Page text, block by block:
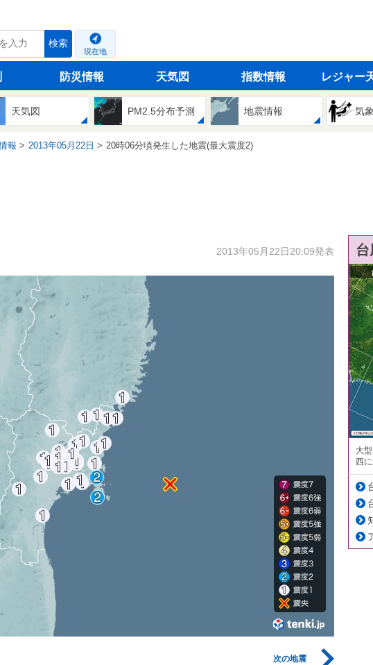
検索
現在地
防災情報 天気図 指数情報 レジャー
天気図 PM2.5分布予測 地震情報 気
報 2013年05月22日 20時06分頃発生した地震(最大震度2)
2013年05月22日20:09発表
次の地震
大
西